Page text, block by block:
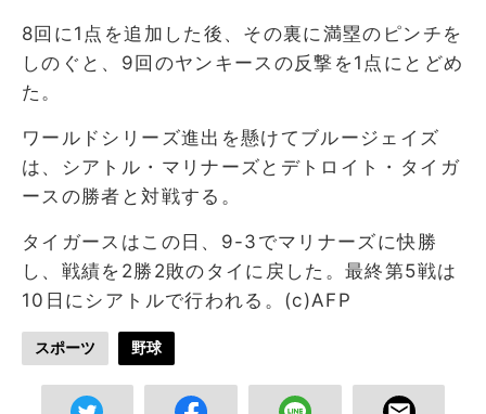
8回に1点を追加した後、その裏に満塁のピンチを
しのぐと、9回のヤンキースの反撃を1点にとどめ
た。
ワールドシリーズ進出を懸けてブルージェイズ
は、シアトル・マリナーズとデトロイト・タイガ
ースの勝者と対戦する。
タイガースはこの日、9-3でマリナーズに快勝
し、戦績を2勝2敗のタイに戻した。最終第5戦は
10日にシアトルで行われる。(c)AFP
スポーツ 野球